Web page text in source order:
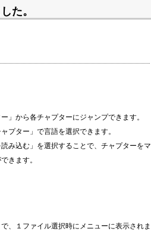
た。
」から各チャプターにジャンプできます。
プター」で言語を選択できます。
み込む」を選択することで、チャプターをマ
きます。
、１ファイル選択時にメニューに表示されま